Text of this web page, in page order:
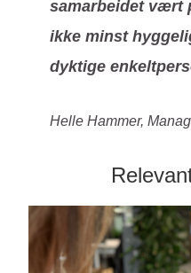
samarbeidet vært
ikke minst
dyktige
Helle Hammer,